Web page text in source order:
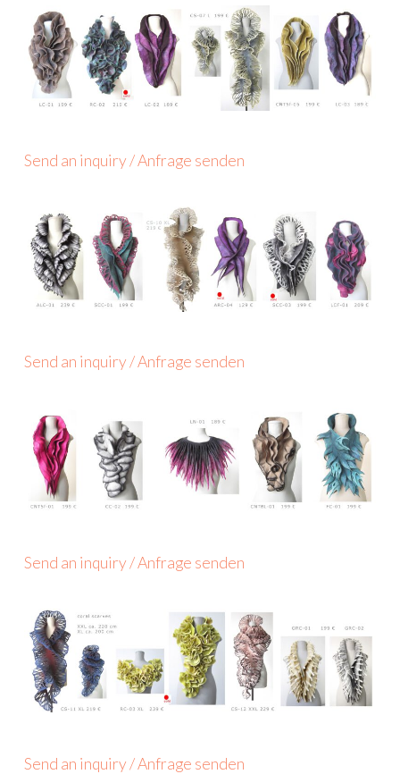
Send an inquiry / Anfrage senden
Send an inquiry / Anfrage senden
Send an inquiry / Anfrage senden
Send an inquiry / Anfrage senden